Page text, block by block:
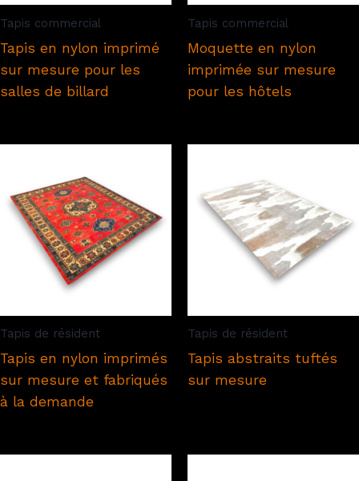
Tapis commercial
Tapis en nylon imprimé
sur mesure pour les
salles de billard
Tapis commercial
Moquette en nylon
imprimée sur mesure
pour les hôtels
Tapis de résident
Tapis en nylon imprimés
sur mesure et fabriqués
à la demande
Tapis de résident
Tapis abstraits tuftés
sur mesure